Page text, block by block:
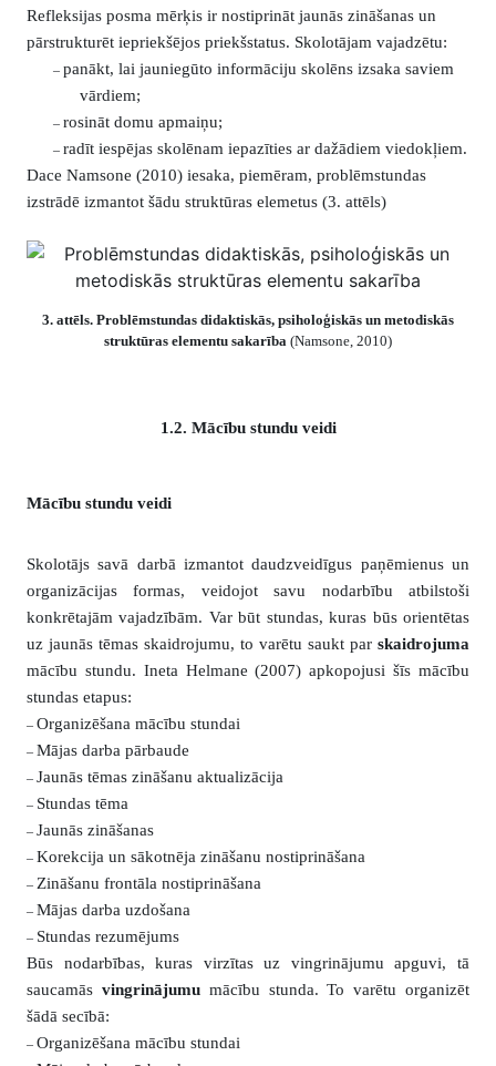
Refleksijas posma mērķis ir nostiprināt jaunās zināšanas un
pārstrukturēt iepriekšējos priekšstatus. Skolotājam vajadzētu:
– panākt, lai jauniegūto informāciju skolēns izsaka saviem
vārdiem;
– rosināt domu apmaiņu;
– radīt iespējas skolēnam iepazīties ar dažādiem viedokļiem.
Dace Namsone (2010) iesaka, piemēram, problēmstundas
izstrādē izmantot šādu struktūras elemetus (3. attēls)
3. attēls. Problēmstundas didaktiskās, psiholoģiskās un metodiskās
struktūras elementu sakarība (Namsone, 2010)
1.2. Mācību stundu veidi
Mācību stundu veidi
Skolotājs savā darbā izmantot daudzveidīgus paņēmienus un
organizācijas formas, veidojot savu nodarbību atbilstoši
konkrētajām vajadzībām. Var būt stundas, kuras būs orientētas
uz jaunās tēmas skaidrojumu, to varētu saukt par skaidrojuma
mācību stundu. Ineta Helmane (2007) apkopojusi šīs mācību
stundas etapus:
– Organizēšana mācību stundai
– Mājas darba pārbaude
– Jaunās tēmas zināšanu aktualizācija
– Stundas tēma
– Jaunās zināšanas
– Korekcija un sākotnēja zināšanu nostiprināšana
– Zināšanu frontāla nostiprināšana
– Mājas darba uzdošana
– Stundas rezumējums
Būs nodarbības, kuras virzītas uz vingrinājumu apguvi, tā
saucamās vingrinājumu mācību stunda. To varētu organizēt
šādā secībā:
– Organizēšana mācību stundai